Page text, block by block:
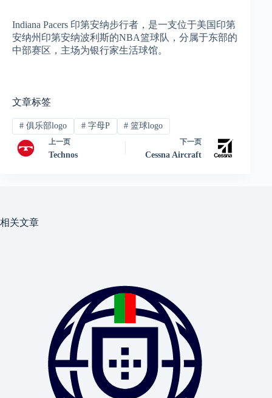
Indiana Pacers 印第安纳步行者，是一支位于美国印第
安纳州印第安纳波利斯的NBA篮球队，分属于东部的
中部赛区，主场为银行家生活球馆。
文章标签
#俱乐部logo #字母P # 篮球logo
上一页
Technos
下一页
Cessna Aircraft
相关文章